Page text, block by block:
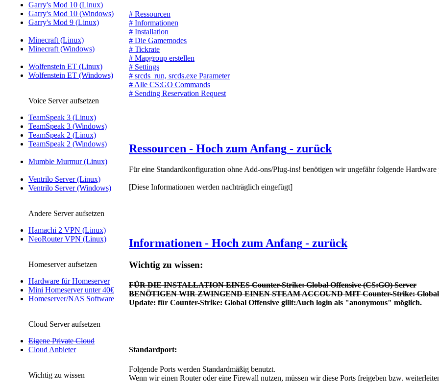
Garry's Mod 10 (Linux)
Garry's Mod 10 (Windows)
Garry's Mod 9 (Linux)
Minecraft (Linux)
Minecraft (Windows)
Wolfenstein ET (Linux)
Wolfenstein ET (Windows)
Voice Server aufsetzen
TeamSpeak 3 (Linux)
TeamSpeak 3 (Windows)
TeamSpeak 2 (Linux)
TeamSpeak 2 (Windows)
Mumble Murmur (Linux)
Ventrilo Server (Linux)
Ventrilo Server (Windows)
Andere Server aufsetzen
Hamachi 2 VPN (Linux)
NeoRouter VPN (Linux)
Homeserver aufsetzen
Hardware für Homeserver
Mini Homeserver unter 40€
Homeserver/NAS Software
Cloud Server aufsetzen
Eigene Private Cloud
Cloud Anbieter
Wichtig zu wissen
# Ressourcen
# Informationen
# Installation
# Die Gamemodes
# Tickrate
# Mapgroup erstellen
# Settings
# srcds_run, srcds.exe Parameter
# Alle CS:GO Commands
# Sending Reservation Request
Ressourcen - Hoch zum Anfang - zurück
Für eine Standardkonfiguration ohne Add-ons/Plug-ins! benötigen wir ungefähr folgende Hardware
[Diese Informationen werden nachträglich eingefügt]
Informationen - Hoch zum Anfang - zurück
Wichtig zu wissen:
FÜR DIE INSTALLATION EINES Counter-Strike: Global Offensive (CS:GO) Server
BENÖTIGEN WIR ZWINGEND EINEN STEAM ACCOUND MIT Counter-Strike: Global
Update: für Counter-Strike: Global Offensive gillt:Auch login als "anonymous" möglich.
Standardport:
Folgende Ports werden Standardmäßig benutzt.
Wenn wir einen Router oder eine Firewall nutzen, müssen wir diese Ports freigeben bzw.